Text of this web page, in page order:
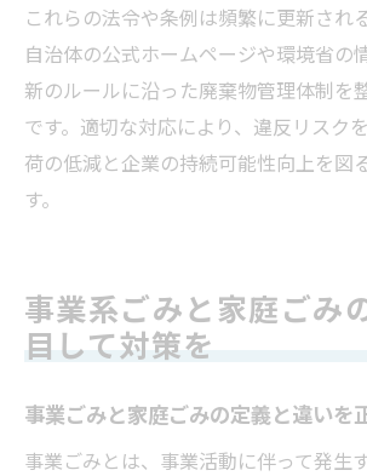
これらの法令や条例は頻繁に更新され
自治体の公式ホームページや環境省の
新のルールに沿った廃棄物管理体制を
です。適切な対応により、違反リスク
荷の低減と企業の持続可能性向上を図
す。
事業系ごみと家庭ごみ
目して対策を
事業ごみと家庭ごみの定義と違いを
事業ごみとは、事業活動に伴って発生